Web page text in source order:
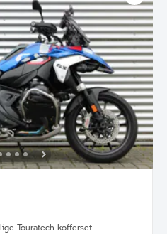
Touratech kofferset